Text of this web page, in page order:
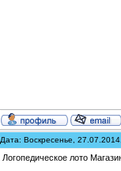
Дата: Воскресенье,
Логопедическое лото